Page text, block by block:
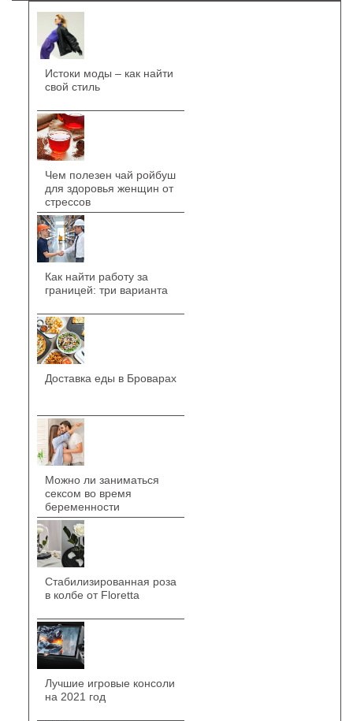
Истоки моды – как найти
свой стиль
Чем полезен чай ройбуш
для здоровья женщин от
стрессов
Как найти работу за
границей: три варианта
Доставка еды в Броварах
Можно ли заниматься
сексом во время
беременности
Стабилизированная роза
в колбе от Floretta
Лучшие игровые консоли
на 2021 год